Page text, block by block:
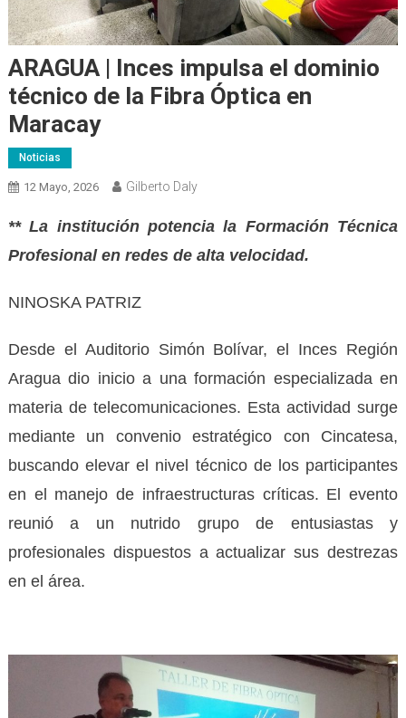
ARAGUA | Inces impulsa el dominio
técnico de la Fibra Óptica en
Maracay
Noticias
12 Mayo, 2026 Gilberto Daly
** La institución potencia la Formación Técnica
Profesional en redes de alta velocidad.
NINOSKA PATRIZ
Desde el Auditorio Simón Bolívar, el Inces Región
Aragua dio inicio a una formación especializada en
materia de telecomunicaciones. Esta actividad surge
mediante un convenio estratégico con Cincatesa,
buscando elevar el nivel técnico de los participantes
en el manejo de infraestructuras críticas. El evento
reunió a un nutrido grupo de entusiastas y
profesionales dispuestos a actualizar sus destrezas
en el área.